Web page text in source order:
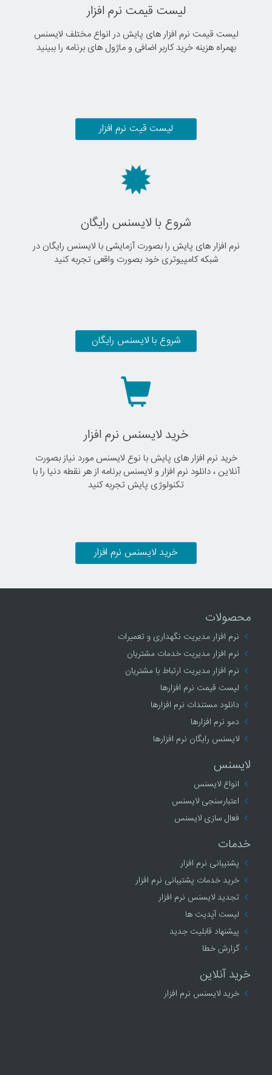
لیست قیمت نرم افزار
لیست قیمت نرم افزار های پایش در انواع مختلف لایسنس
بهمراه هزینه خرید کاربر اضافی و ماژول های برنامه را ببینید
لیست قیت نرم افزار
شروع با لایسنس رایگان
نرم افزار های پایش را بصورت آزمایشی با لایسنس رایگان در
شبکه کامپیوتری خود بصورت واقعی تجربه کنید
شروع با لایسنس رایگان
خرید لایسنس نرم افزار
خرید نرم افزار های پایش با نوع لایسنس مورد نیاز بصورت
آنلاین ، دانلود نرم افزار و لایسنس برنامه از هر نقطه دنیا را با
تکنولوژی پایش تجربه کنید
خرید لایسنس نرم افزار
محصولات
نرم افزار مدیریت نگهداری و تعمیرات
نرم افزار مدیریت خدمات مشتریان
نرم افزار مدیریت ارتباط با مشتریان
لیست قیمت نرم افزارها
دانلود مستندات نرم افزارها
دمو نرم افزارها
لایسنس رایگان نرم افزارها
لایسنس
انواع لایسنس
اعتبارسنجی لایسنس
فعال سازی لایسنس
خدمات
پشتیبانی نرم افزار
خرید خدمات پشتیبانی نرم افزار
تجدید لایسنس نرم افزار
لیست آپدیت ها
پیشنهاد قابلیت جدید
گزارش خطا
خرید آنلاین
خرید لایسنس نرم افزار